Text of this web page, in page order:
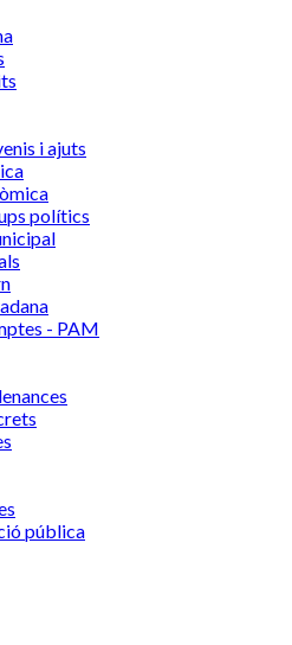
i ajuts
polítics
- PAM
pública